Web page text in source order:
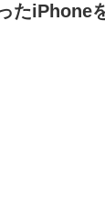
たiPhone